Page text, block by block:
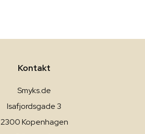
Kontakt
Smyks.de
Isafjordsgade 3
2300 Kopenhagen